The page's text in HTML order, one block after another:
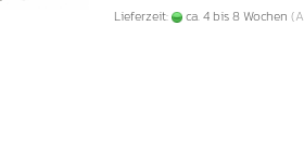
Lieferzeit: ca. 4 bis 8 Wochen